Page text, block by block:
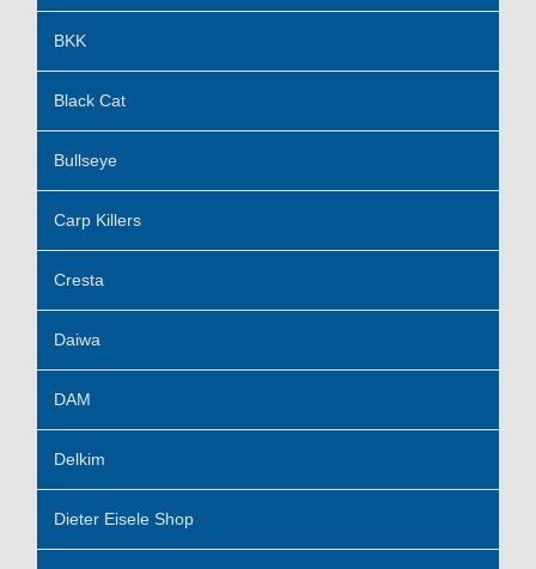
BKK
Black Cat
Bullseye
Carp Killers
Cresta
Daiwa
DAM
Delkim
Dieter Eisele Shop